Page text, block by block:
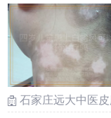
石家庄远大中医